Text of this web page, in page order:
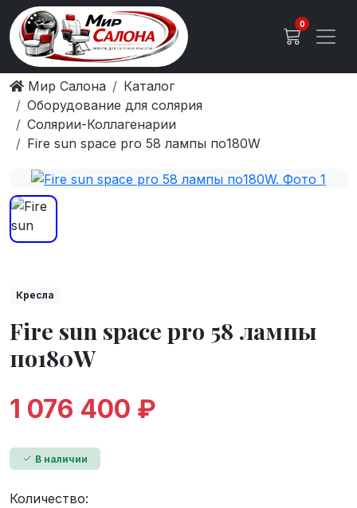
0
Мир Салона
Каталог
Оборудование для солярия
Солярии-Коллагенарии
Fire sun space pro 58 лампы по180W
Кресла
Fire sun space pro 58 лампы
по180W
1 076 400 ₽
В наличии
Количество: